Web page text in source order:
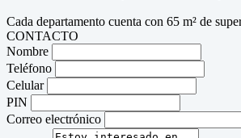
Cada departamento cuenta con 65 m² de
CONTACTO
Nombre
Teléfono
Celular
PIN
Correo electrónico